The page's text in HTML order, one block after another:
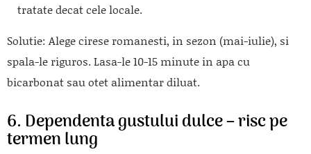
tratate decat cele locale.
Solutie: Alege cirese romanesti, in sezon (mai-iulie), si
spala-le riguros. Lasa-le 10-15 minute in apa cu
bicarbonat sau otet alimentar diluat.
6. Dependenta gustului dulce – risc pe
termen lung